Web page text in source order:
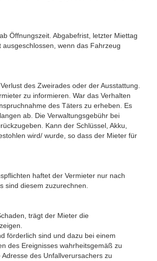
Öffnungszeit. Abgabefrist, letzter Miettag
wenn das Fahrzeug
des Zweirades oder der Ausstattung.
zu informieren. War das Verhalten
des Täters zu erheben. Es
ab. Die Verwaltungsgebühr bei
Kann der Schlüssel, Akku,
wird/ wurde, so dass der Mieter für
haftet der Vermieter nur nach
sind diesem zuzurechnen.
trägt der Mieter die
förderlich sind und dazu bei einem
des Ereignisses wahrheitsgemäß zu
des Unfallverursachers zu